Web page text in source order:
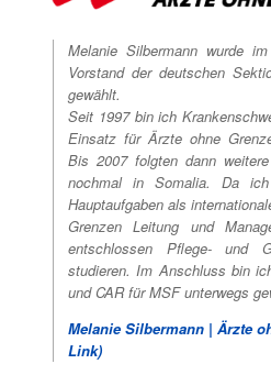
Melanie Silbermann wurde
Vorstand der deutschen
gewählt.
Seit 1997 bin ich
Einsatz für Ärzte ohne
Bis 2007 folgten dann
nochmal in Somalia. Da
Hauptaufgaben als
Grenzen Leitung und
entschlossen Pflege- und
studieren. Im Anschluss bin
und CAR für MSF unterwegs
Melanie Silbermann | Ärzte
Link)